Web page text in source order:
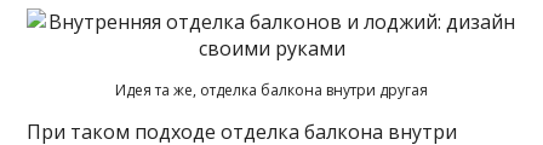
Идея та же, отделка балкона внутри другая
При таком подходе отделка балкона внутри